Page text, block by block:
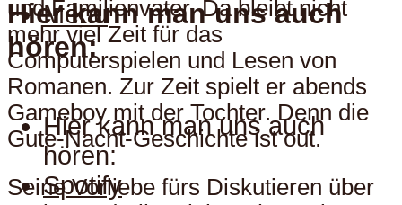
Menu
Hier kann man uns auch
hören:
Hier kann man uns auch
hören:
Spotify
und Familienvater. Da bleibt nicht
mehr viel Zeit für das
Computerspielen und Lesen von
Romanen. Zur Zeit spielt er abends
Gameboy mit der Tochter. Denn die
Gute-Nacht-Geschichte ist out.
Seine Vorliebe fürs Diskutieren über